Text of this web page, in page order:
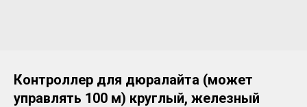
Контроллер для дюралайта (может
управлять 100 м) круглый, железный